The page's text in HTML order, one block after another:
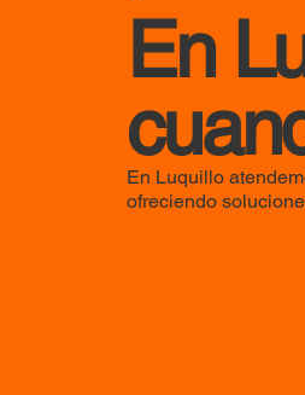
En
En Luquillo
ofreciendo